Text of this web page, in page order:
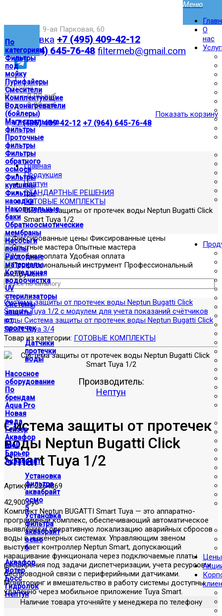
По
категориям
Фильтры
под
мойку
Пурифайеры
Смесители
Комплектующие
Водонагреватели
(бойлеры)
Магистральные
фильтры
Проточные
фильтры
Фильтры
обратного
осмоса
Фильтры
кувшины
Фильтры
насадки
Накопительные
баки
Обратноосмотические
мембраны
Насосы и
помпы
Расходные
материалы
Коттеджная
водоочистка
UV
стерилизаторы
Системы
защиты
от
протечек
Датчики
протечки
воды
Насосное
оборудование
По
брендам
Aqua Pro
Новая
вода
Гейзер
Аквафор
Atoll
Барьер
Аквабрайт
Установка
фильтра
аквабрайт
осмо
5
Установка
фильтра
аквабрайт
осмо
6
Аквафор
Вотер
Босс
Гидролок
Нептун
Москва,ул. 9-ая Парковая, 60
Доставка +7 (495) 409-42-12
+7 (964) 645-76-48 filtermeb@gmail.com
|
Корзина:
Итого0.00 руб
Итого0.00 руб
Показать корзину
| +7 (495) 409-42-12 +7 (964) 645-76-48
О
нас
Цены
Главная
Продукция
Нептун
СТАНДАРТНЫЕ РЕШЕНИЯ
ГОТОВЫЕ КОМПЛЕКТЫ
Система защиты от протечек воды Neptun Bugatti Click
Smart Tuya 1/2
Фиксированные цены
Опытные мастера
Удобная оплата
Профессиональный
инструмент
Система защиты от протечек воды Neptun Bugatti Click
Smart+ Tuya 1/2 с модулем для учета показаний счётчиков
воды Система защиты от протечек воды Neptun Bugatti Click
Smart Tuya 3/4
Товар из категории: ГОТОВЫЕ КОМПЛЕКТЫ
Производитель:
Нептун
Система защиты от протечек
воды Neptun Bugatti Click
Smart Tuya 1/2
Артикул:2264869
42,900 руб
Комплект Neptun BUGATTI Smart Tuya — это аппаратно-
программный комплекс, обеспечивающий автоматическое
выявление и оперативную локализацию аварийных сбросов
воды в инженерных системах. Управляющим звеном
выступает контроллер Neptun Smart, допускающий
наращивание функционала через подключаемые платы
расширения под задачи диспетчеризации, учета ресурсов и
беспроводной связи с периферийными датчиками.
Мониторинг и вмешательство в работу системы доступны
удаленно через мобильное приложение Tuya Smart.
Наличие товара уточняйте у менеджера по телефону